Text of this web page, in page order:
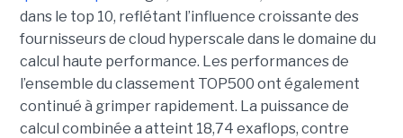
dans le top 10, reflétant l’influence croissante des
fournisseurs de cloud hyperscale dans le domaine du
calcul haute performance. Les performances de
l’ensemble du classement TOP500 ont également
continué à grimper rapidement. La puissance de
calcul combinée a atteint 18,74 exaflops, contre